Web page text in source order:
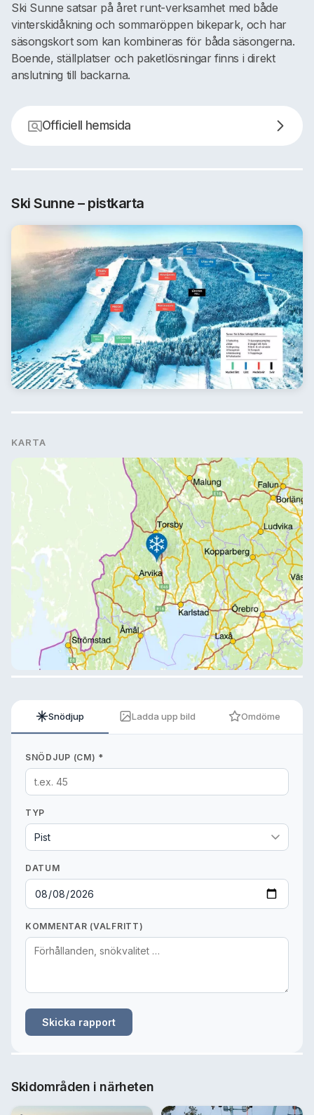
Ski Sunne satsar på året runt-verksamhet med både
vinterskidåkning och sommaröppen bikepark, och har
säsongskort som kan kombineras för båda säsongerna.
Boende, ställplatser och paketlösningar finns i direkt
anslutning till backarna.
Officiell hemsida
Ski Sunne – pistkarta
KARTA
Snödjup Ladda upp bild Omdöme
SNÖDJUP (CM) *
TYP
DATUM
KOMMENTAR (VALFRITT)
Skicka rapport
Skidområden i närheten